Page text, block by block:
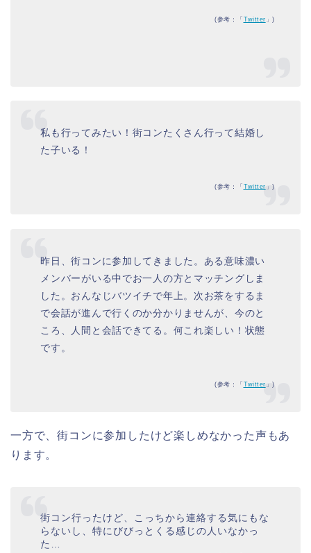
(参考：「 Twitter 」)
私も行ってみたい！街コンたくさん行って結婚し
た子いる！
(参考：「 Twitter 」)
昨日、街コンに参加してきました。ある意味濃い
メンバーがいる中でお一人の方とマッチングしま
した。おんなじバツイチで年上。次お茶をするま
で会話が進んで行くのか分かりませんが、今のと
ころ、人間と会話できてる。何これ楽しい！状態
です。
(参考：「 Twitter 」)
一方で、街コンに参加したけど楽しめなかった声もあ
ります。
街コン行ったけど、こっちから連絡する気にもな
らないし、特にびびっとくる感じの人いなかっ
た…